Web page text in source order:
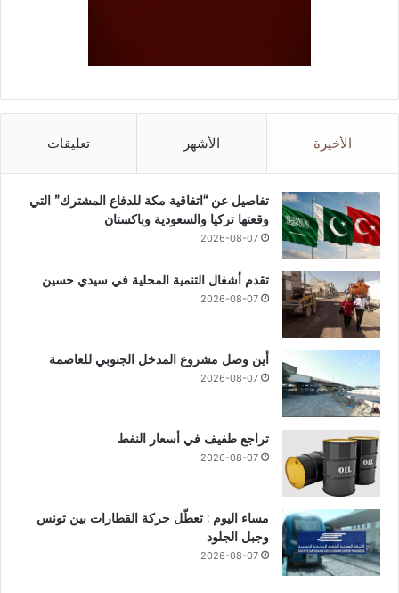
الأخيرة الأشهر تعليقات
تفاصيل عن “اتفاقية مكة للدفاع المشترك” التي
وقعتها تركيا والسعودية وباكستان
2026-08-07
تقدم أشغال التنمية المحلية في سيدي حسين
2026-08-07
أين وصل مشروع المدخل الجنوبي للعاصمة
2026-08-07
تراجع طفيف في أسعار النفط
2026-08-07
مساء اليوم : تعطّل حركة القطارات بين تونس
وجبل الجلود
2026-08-07